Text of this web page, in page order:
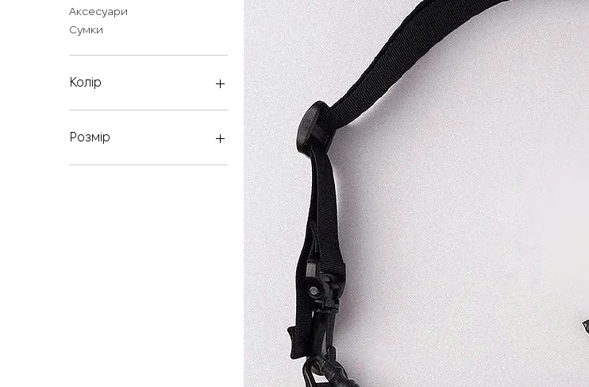
Аксесуари
Сумки
Колір
Розмір
one size